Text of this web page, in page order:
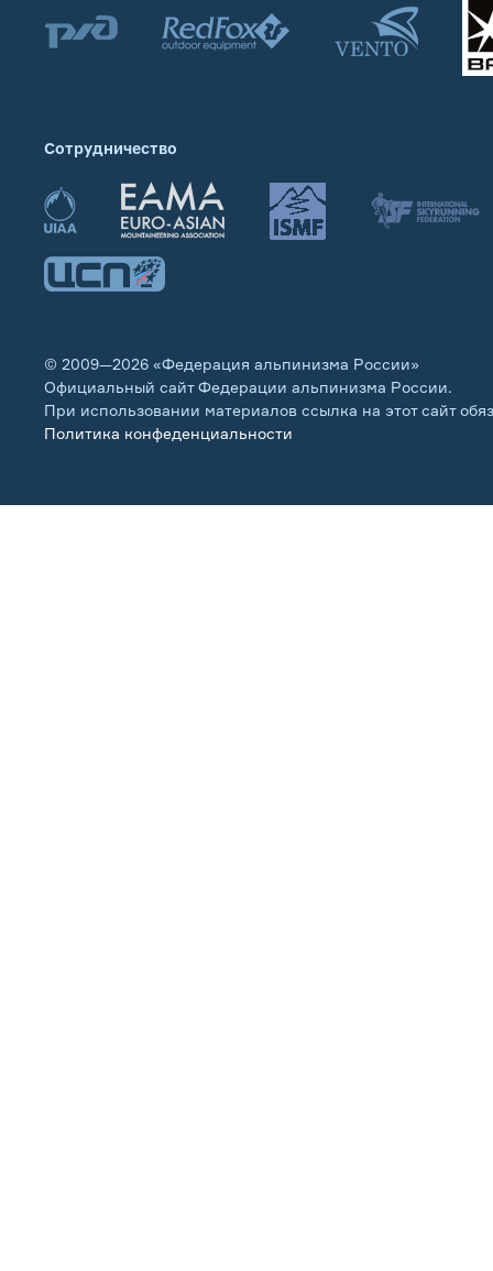
Сотрудничество
© 2009—2026 «Федерация альпинизма России»
Официальный сайт Федерации альпинизма России.
При использовании материалов ссылка на этот сайт
Политика конфеденциальности